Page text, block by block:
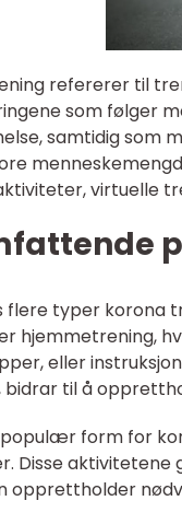
refererer til
som følger
samtidig som
virtuelle
flere typer korona
hjemmetrening,
eller
bidrar til å
populær form for
Disse aktivitetene
opprettholder